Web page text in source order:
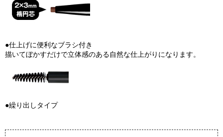
●仕上げに便利なブラシ付き
描いてぼかすだけで立体感のある自然な仕上がりになります。
●繰り出しタイプ